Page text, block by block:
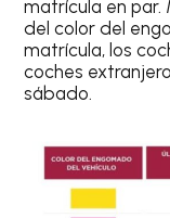
matrícula en par.
del color del
matrícula, los
coches
sábado.